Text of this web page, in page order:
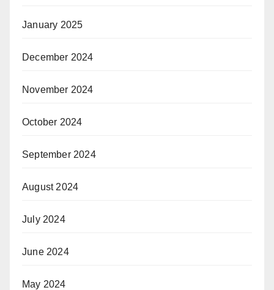
January 2025
December 2024
November 2024
October 2024
September 2024
August 2024
July 2024
June 2024
May 2024